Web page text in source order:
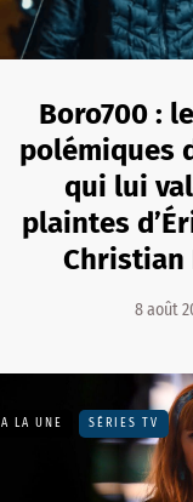
Boro700 :
polémiques
qui lui
plaintes
Christian
8 août
A LA UNE SÉRIES TV